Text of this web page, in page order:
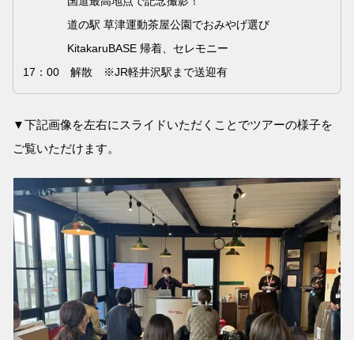
道の駅 草津運動茶屋公園でおみやげ選び
KitakaruBASE 帰着、セレモニー
17：00 解散 ※JR軽井沢駅まで送迎有
▼下記画像を左右にスライドいただくことでツアーの様子を
ご覧いただけます。